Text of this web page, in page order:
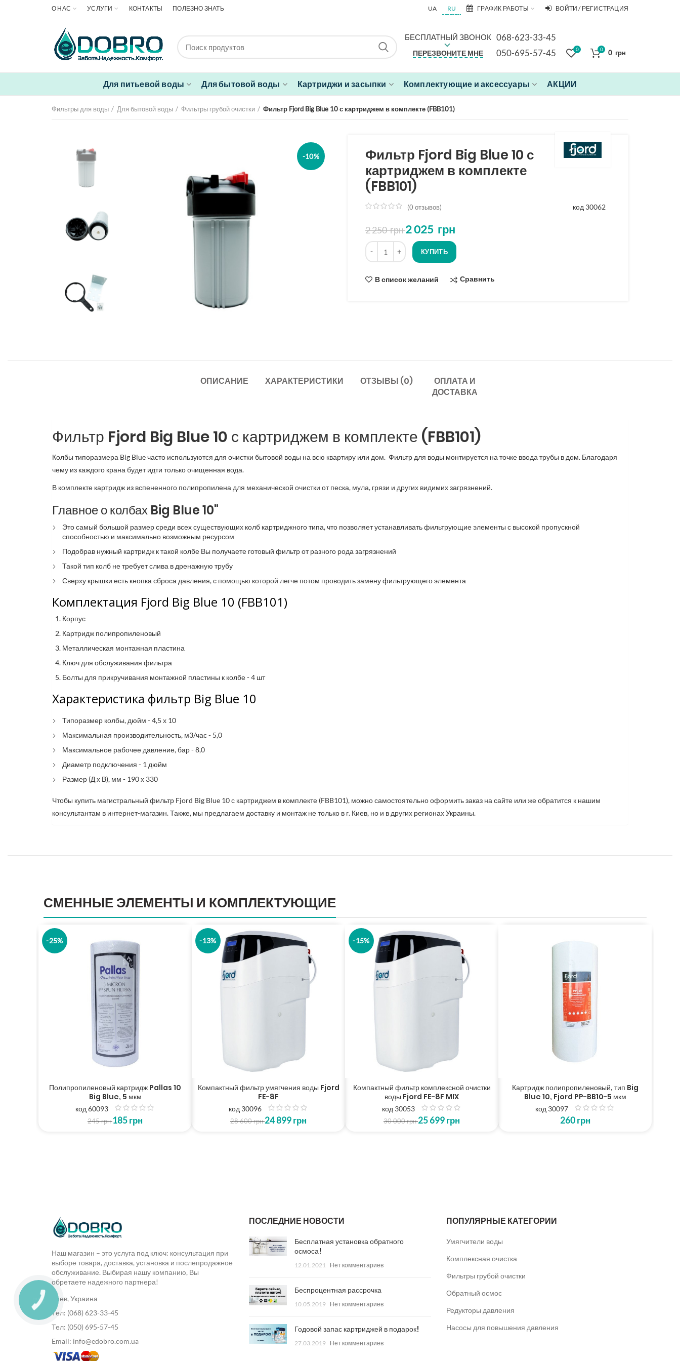
О НАС УСЛУГИ КОНТАКТЫ ПОЛЕЗНО ЗНАТЬ UA RU ГРАФИК РАБОТЫ ВОЙТИ / РЕГИСТРАЦИЯ
БЕСПЛАТНЫЙ ЗВОНОК 068-623-33-45
ПЕРЕЗВОНИТЕ МНЕ 050-695-57-45 0 0 0 грн
Для питьевой воды Для бытовой воды Картриджи и засыпки Комплектующие и аксессуары АКЦИИ
Фильтры для воды Для бытовой воды Фильтры грубой очистки Фильтр Fjord Big Blue 10 с картриджем в комплекте (FBB101)
-10%
Фильтр Fjord Big Blue 10 с
картриджем в комплекте
(FBB101)
код 30062
(0 отзывов)
2 250грн2 025 грн
Количество
КУПИТЬ
В список желаний Сравнить
ОПИСАНИЕ ХАРАКТЕРИСТИКИ ОТЗЫВЫ (0)
ОПЛАТА И
ДОСТАВКА
Фильтр Fjord Big Blue 10 с картриджем в комплекте (FBB101)
Колбы типоразмера Big Blue часто используются для очистки бытовой воды на всю квартиру или дом. Фильтр для воды монтируется на точке ввода трубы в дом. Благодаря
чему из каждого крана будет идти только очищенная вода.
В комплекте картридж из вспененного полипропилена для механической очистки от песка, мула, грязи и других видимих загрязнений.
Главное о колбах Big Blue 10"
Это самый большой размер среди всех существующих колб картриджного типа, что позволяет устанавливать фильтрующие элементы с высокой пропускной
способностью и максимально возможным ресурсом
Подобрав нужный картридж к такой колбе Вы получаете готовый фильтр от разного рода загрязнений
Такой тип колб не требует слива в дренажную трубу
Сверху крышки есть кнопка сброса давления, с помощью которой легче потом проводить замену фильтрующего элемента
Комплектация Fjord Big Blue 10 (FBB101)
Корпус
Картридж полипропиленовый
Металлическая монтажная пластина
Ключ для обслуживания фильтра
Болты для прикручивания монтажной пластины к колбе - 4 шт
Характеристика фильтр Big Blue 10
Типоразмер колбы, дюйм - 4,5 х 10
Максимальная производительность, м3/час - 5,0
Максимальное рабочее давление, бар - 8,0
Диаметр подключения - 1 дюйм
Размер (Д х В), мм - 190 х 330
Чтобы купить магистральный фильтр Fjord Big Blue 10 с картриджем в комплекте (FBB101), можно самостоятельно оформить заказ на сайте или же обратится к нашим
консультантам в интернет-магазин. Также, мы предлагаем доставку и монтаж не только в г. Киев, но и в других регионах Украины.
СМЕННЫЕ ЭЛЕМЕНТЫ И КОМПЛЕКТУЮЩИЕ
-25%
Полипропиленовый картридж Pallas 10
Big Blue, 5 мкм
код 60093
245грн 185грн
-13%
Компактный фильтр умягчения воды Fjord
FE-8F
код 30096
28 600грн24 899грн
-15%
Компактный фильтр комплексной очистки
воды Fjord FE-8F MIX
код 30053
30 000грн25 699грн
Картридж полипропиленовый, тип Big
Blue 10, Fjord PP-BB10-5 мкм
код 30097
260грн
Наш магазин – это услуга под ключ: консультация при
выборе товара, доставка, установка и послепродажное
обслуживание. Выбирая нашу компанию, Вы
обретаете надежного партнера!
Киев, Украина
Тел: (068) 623-33-45
Тел: (050) 695-57-45
Email: info@edobro.com.ua
ПОСЛЕДНИЕ НОВОСТИ
Бесплатная установка обратного
осмоса!
12.01.2021 Нет комментариев
Беспроцентная рассрочка
10.05.2019 Нет комментариев
Годовой запас картриджей в подарок!
27.03.2019 Нет комментариев
ПОПУЛЯРНЫЕ КАТЕГОРИИ
Умягчители воды
Комплексная очистка
Фильтры грубой очистки
Обратный осмос
Редукторы давления
Насосы для повышения давления